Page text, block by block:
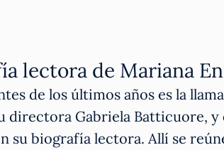
lectora de Mariana
de los últimos años es la
directora Gabriela Batticuore,
su biografía lectora. Allí se